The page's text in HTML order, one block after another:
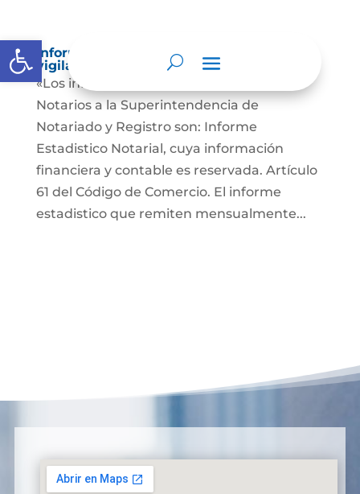
Abrir barra de herramientas
Informes a organismos de inspección,
vigilancia y control
«Los informes que presentan los Señores
Notarios a la Superintendencia de
Notariado y Registro son: Informe
Estadistico Notarial, cuya información
financiera y contable es reservada. Artículo
61 del Código de Comercio. El informe
estadistico que remiten mensualmente...